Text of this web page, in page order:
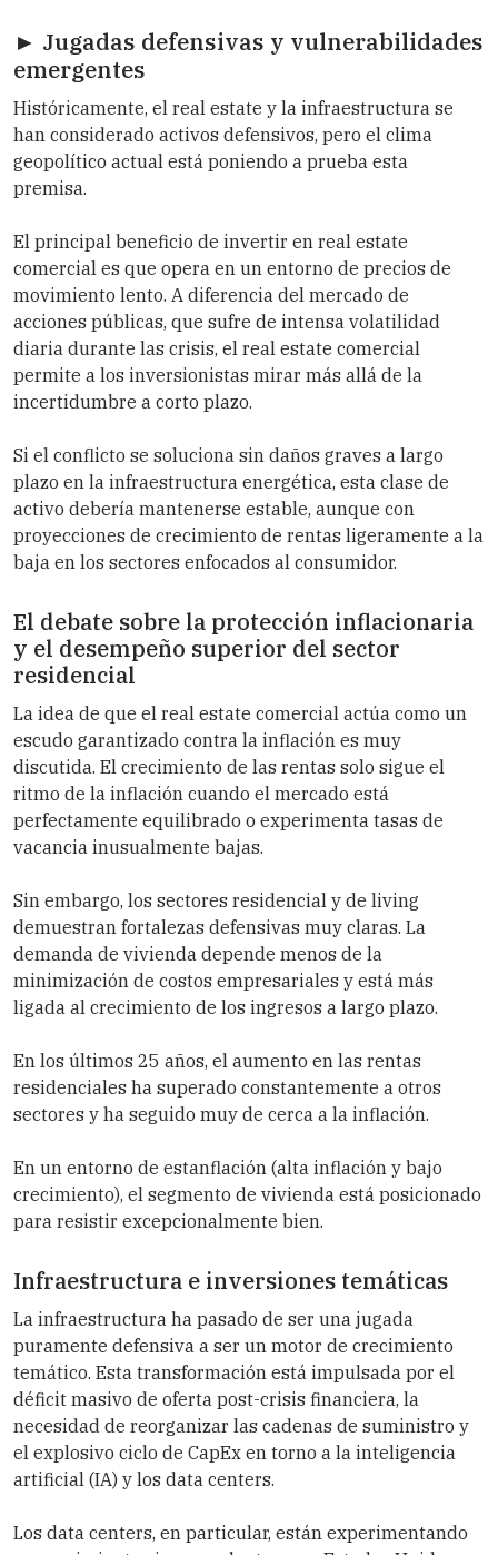
► Jugadas defensivas y vulnerabilidades
emergentes
Históricamente, el real estate y la infraestructura se
han considerado activos defensivos, pero el clima
geopolítico actual está poniendo a prueba esta
premisa.
El principal beneficio de invertir en real estate
comercial es que opera en un entorno de precios de
movimiento lento. A diferencia del mercado de
acciones públicas, que sufre de intensa volatilidad
diaria durante las crisis, el real estate comercial
permite a los inversionistas mirar más allá de la
incertidumbre a corto plazo.
Si el conflicto se soluciona sin daños graves a largo
plazo en la infraestructura energética, esta clase de
activo debería mantenerse estable, aunque con
proyecciones de crecimiento de rentas ligeramente a la
baja en los sectores enfocados al consumidor.
El debate sobre la protección inflacionaria
y el desempeño superior del sector
residencial
La idea de que el real estate comercial actúa como un
escudo garantizado contra la inflación es muy
discutida. El crecimiento de las rentas solo sigue el
ritmo de la inflación cuando el mercado está
perfectamente equilibrado o experimenta tasas de
vacancia inusualmente bajas.
Sin embargo, los sectores residencial y de living
demuestran fortalezas defensivas muy claras. La
demanda de vivienda depende menos de la
minimización de costos empresariales y está más
ligada al crecimiento de los ingresos a largo plazo.
En los últimos 25 años, el aumento en las rentas
residenciales ha superado constantemente a otros
sectores y ha seguido muy de cerca a la inflación.
En un entorno de estanflación (alta inflación y bajo
crecimiento), el segmento de vivienda está posicionado
para resistir excepcionalmente bien.
Infraestructura e inversiones temáticas
La infraestructura ha pasado de ser una jugada
puramente defensiva a ser un motor de crecimiento
temático. Esta transformación está impulsada por el
déficit masivo de oferta post-crisis financiera, la
necesidad de reorganizar las cadenas de suministro y
el explosivo ciclo de CapEx en torno a la inteligencia
artificial (IA) y los data centers.
Los data centers, en particular, están experimentando